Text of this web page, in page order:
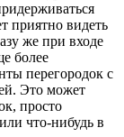
приятно видеть
же при входе
более
перегородок с
Это может
просто
что-нибудь в